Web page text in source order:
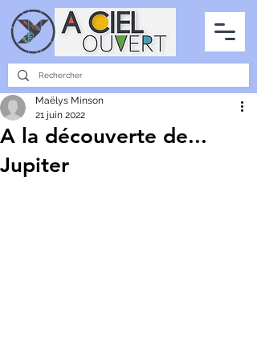
PARTENARIATS
INTERVIEWS LA PHOTO DU CIEL TOUS LES ARTICLES
A la découverte de...
Jupiter
Maëlys Minson
21 juin 2022